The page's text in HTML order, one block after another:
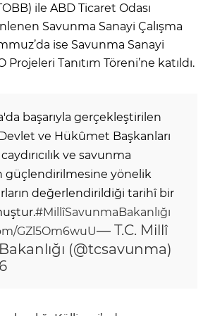
ile ABD Ticaret Odası
Savunma Sanayi Çalışma
ise Savunma Sanayi
Tanıtım Töreni’ne katıldı.
başarıyla gerçekleştirilen
Devlet ve Hükûmet Başkanları
ve savunma
güçlendirilmesine yönelik
değerlendirildiği tarihî bir
#MillîSavunmaBakanlığı
GZl5Om6wuU— T.C. Millî
(@tcsavunma)